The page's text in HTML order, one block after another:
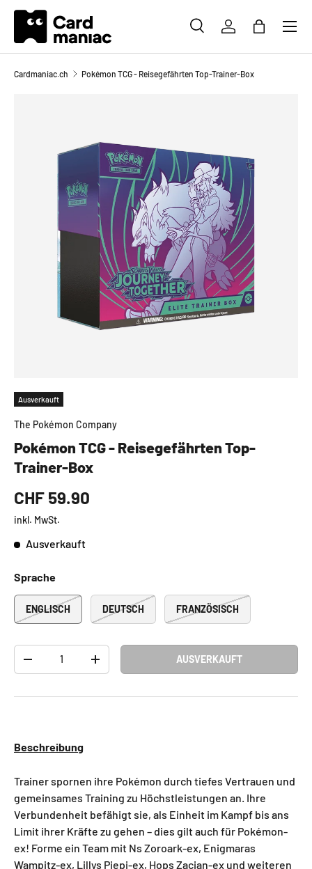
DIREKT ZUM INHALT
SUCHEEINLOGGEN
Menü
Cardmaniac.ch Pokémon TCG - Reisegefährten Top-Trainer-Box
Ausverkauft
The Pokémon Company
Pokémon TCG - Reisegefährten Top-
Trainer-Box
CHF 59.90
inkl. MwSt.
Ausverkauft
Sprache
ENGLISCH DEUTSCH FRANZÖSISCH
- + AUSVERKAUFT
Beschreibung
Trainer spornen ihre Pokémon durch tiefes Vertrauen und
gemeinsames Training zu Höchstleistungen an. Ihre
Verbundenheit befähigt sie, als Einheit im Kampf bis ans
Limit ihrer Kräfte zu gehen – dies gilt auch für Pokémon-
ex! Forme ein Team mit Ns Zoroark-ex, Enigmaras
Wampitz-ex, Lillys Piepi-ex, Hops Zacian-ex und weiteren